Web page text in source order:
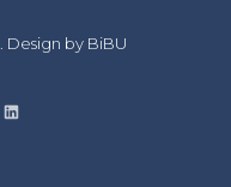
Design by BiBU